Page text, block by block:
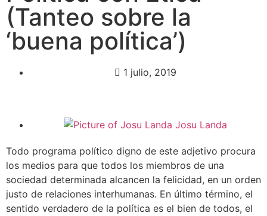
(Tanteo sobre la
‘buena política’)
1 julio, 2019
Josu Landa
Todo programa político digno de este adjetivo procura
los medios para que todos los miembros de una
sociedad determinada alcancen la felicidad, en un orden
justo de relaciones interhumanas. En último término, el
sentido verdadero de la política es el bien de todos, el